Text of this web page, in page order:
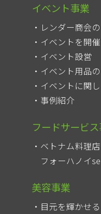
イベント事業
レンダー商会
イベントを開
イベント設営
イベント用品
イベントに関
事例紹介
フードサービ
ベトナム料理
フォーハノイ
美容事業
目元を輝かせ